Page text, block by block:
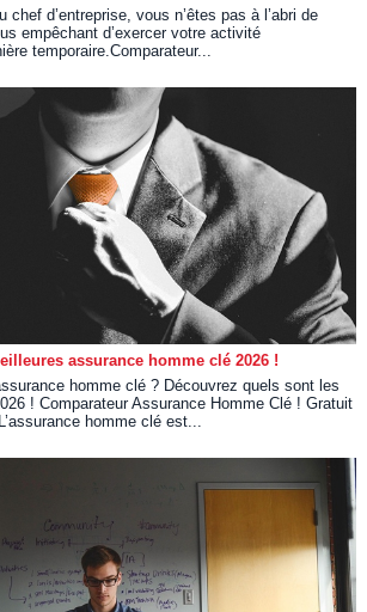
chef d’entreprise, vous n’êtes pas à l’abri de
empêchant d’exercer votre activité
temporaire.Comparateur...
assurance homme clé 2026 !
homme clé ? Découvrez quels sont les
! Comparateur Assurance Homme Clé ! Gratuit
homme clé est...